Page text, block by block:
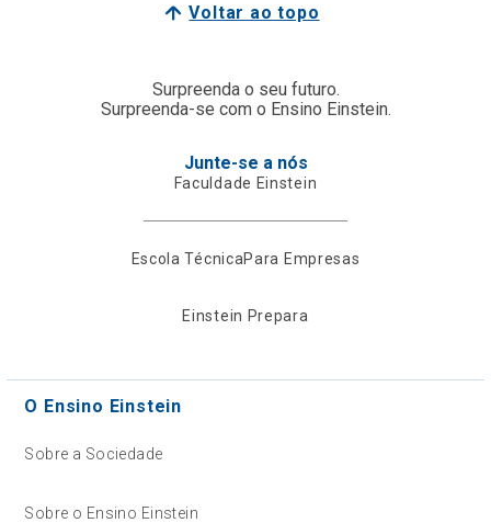
Voltar ao topo
Surpreenda o seu futuro.
Surpreenda-se com o Ensino Einstein.
Junte-se a nós
Faculdade Einstein
Escola TécnicaPara Empresas
Einstein Prepara
O Ensino Einstein
Sobre a Sociedade
Sobre o Ensino Einstein